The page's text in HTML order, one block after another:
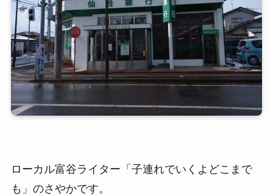
ローカル富谷ライター「子連れでいくよどこまで
も」のさやかです。